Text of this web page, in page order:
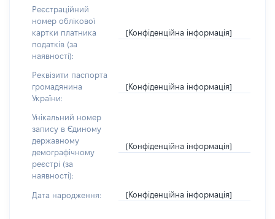
Реєстраційний
номер облікової
картки платника
податків (за
наявності):
[Конфіденційна інформація]
Реквізити паспорта
громадянина
України:
[Конфіденційна інформація]
Унікальний номер
запису в Єдиному
державному
демографічному
реєстрі (за
наявності):
[Конфіденційна інформація]
Дата народження: [Конфіденційна інформація]